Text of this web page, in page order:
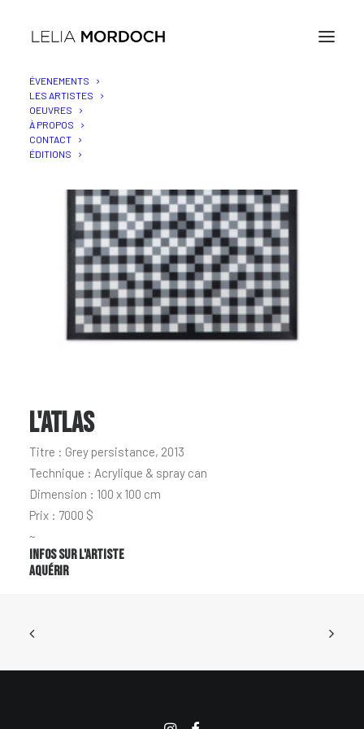
ÉVENEMENTS
LES ARTISTES
OEUVRES
À PROPOS
CONTACT
ÉDITIONS
L'ATLAS
Titre : Grey persistance, 2013
Technique : Acrylique & spray can
Dimension : 100 x 100 cm
Prix : 7000 $
~
Infos sur l'artiste
Aquérir